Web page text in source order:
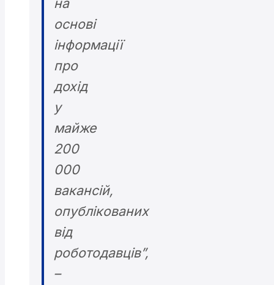
основі
інформації
про
дохід
у
майже
200
000
вакансій,
опублікованих
від
роботодавців”,
–